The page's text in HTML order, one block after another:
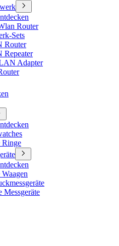
Router
Sets
Router
Adapter
Ringe
Waagen
Messgeräte